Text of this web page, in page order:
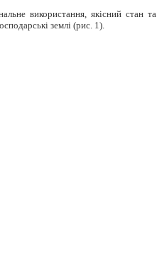
використання, якісний стан та
землі (рис. 1).